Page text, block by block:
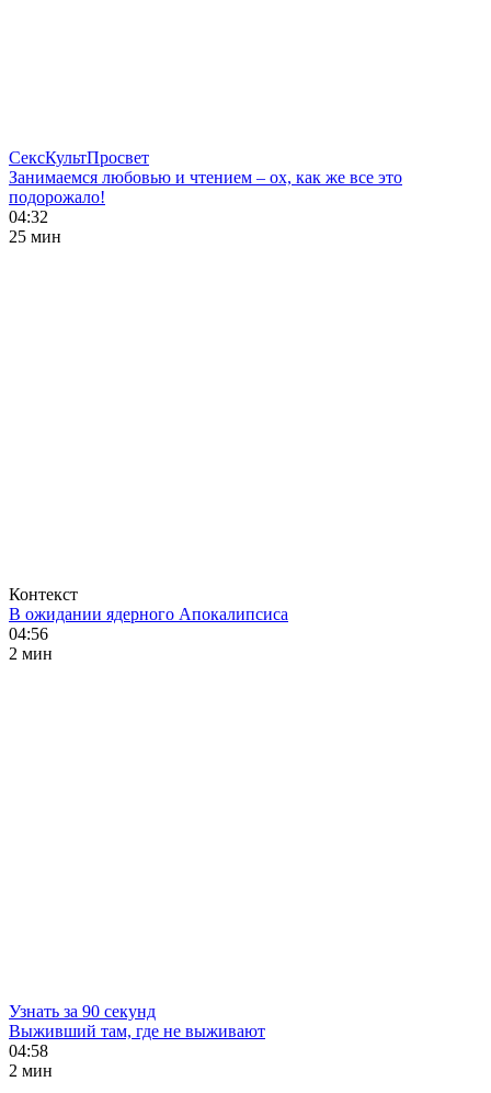
СексКультПросвет
Занимаемся любовью и чтением – ох, как же все это
подорожало!
04:32
25 мин
Контекст
В ожидании ядерного Апокалипсиса
04:56
2 мин
Узнать за 90 секунд
Выживший там, где не выживают
04:58
2 мин